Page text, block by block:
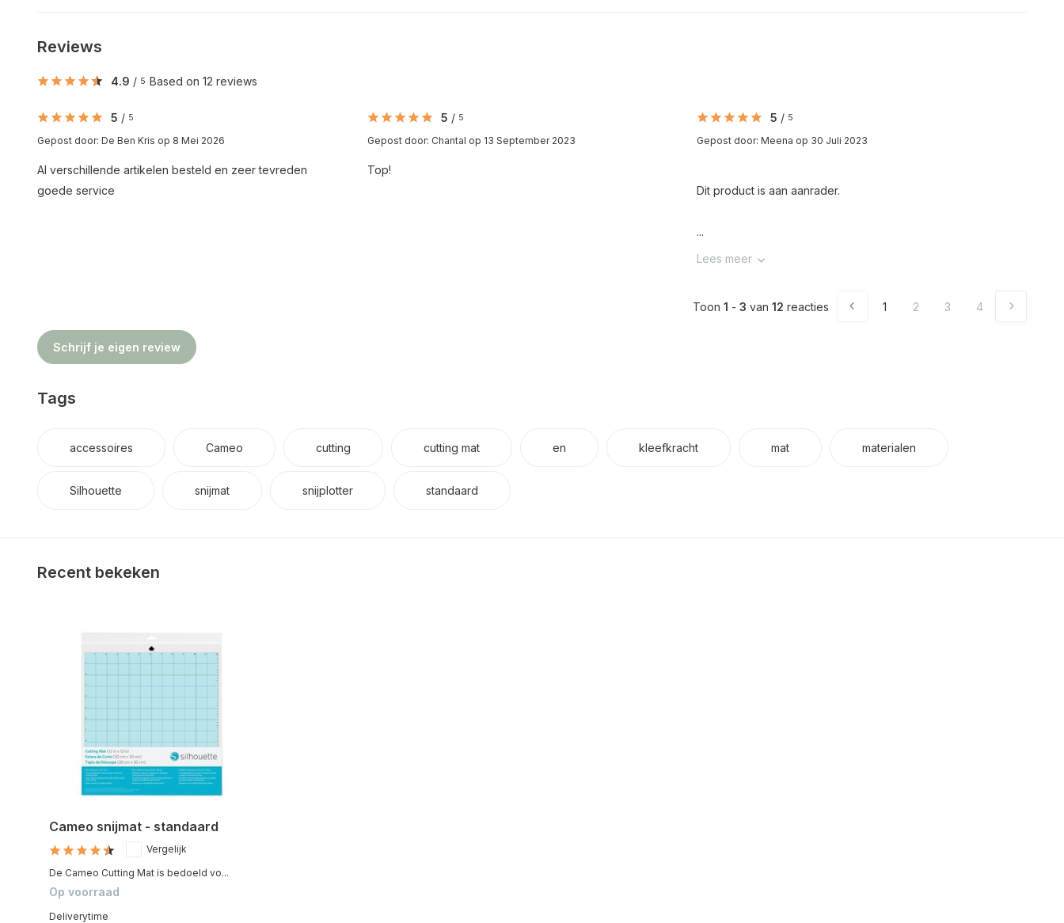
Reviews
4.9 / 5 Based on 12 reviews
5 / 5
Gepost door: De Ben Kris op 8 Mei 2026
Al verschillende artikelen besteld en zeer tevreden
goede service
5 / 5
Gepost door: Chantal op 13 September 2023
Top!
5 / 5
Gepost door:Meena op 30 Juli 2023
Dit product is aan aanrader.
...
Lees meer
Toon 1 - 3 van 12 reacties 1 2 3 4
Schrijf je eigen review
Tags
accessoires Cameo cutting cutting mat en kleefkracht mat materialen
Silhouette snijmat snijplotter standaard
Recent bekeken
Cameo snijmat - standaard
Vergelijk
De Cameo Cutting Mat is bedoeld vo...
Op voorraad
Deliverytime